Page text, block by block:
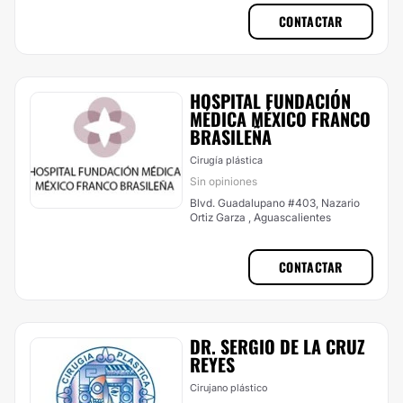
CONTACTAR
HOSPITAL FUNDACIÓN
MÉDICA MÉXICO FRANCO
BRASILEÑA
Cirugía plástica
Sin opiniones
Blvd. Guadalupano #403, Nazario
Ortiz Garza , Aguascalientes
CONTACTAR
DR. SERGIO DE LA CRUZ
REYES
Cirujano plástico